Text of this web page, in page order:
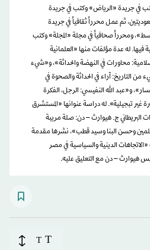
في جريدة «الرياض» وكتب في جريدة
ثم عمل محرراً ثقافياً في جريدة
ومحرراً صحافياً في مجلة «المجلة» وكتب
فيها. له عدة مؤلفات منها «العلمانية
محاورات في النهضة والحداثة»، و«شيء
من التاريخ: آراء في الحداثة والصحوة في
و«عبد الله النفيسي: الرجل، الفكرة
غير تبجيلية». له دراسة عنوانها «المستشرق
البريطاني ج. هيوارث – دن: صلة مريبة
وحسن البنا وسيد قطب»، نشرها مقدمة
الدينية والسياسية في مصر
هيوارث – دن مع التعليق عليه.
T
T